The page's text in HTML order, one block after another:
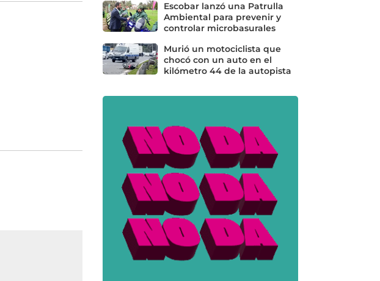
Escobar lanzó una Patrulla
Ambiental para prevenir y
controlar microbasurales
Murió un motociclista que
chocó con un auto en el
kilómetro 44 de la autopista